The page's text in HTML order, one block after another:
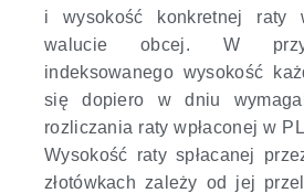
i wysokość konkretnej raty
walucie obcej. W
indeksowanego wysokość
się dopiero w dniu
rozliczania raty wpłaconej w
Wysokość raty spłacanej
złotówkach zależy od jej